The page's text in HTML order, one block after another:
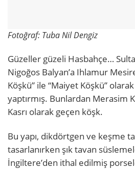
Fotoğraf: Tuba Nil Dengiz
Güzeller güzeli Hasbahçe…
Nigoğos Balyan’a Ihlamur
Köşkü” ile “Maiyet Köşkü”
yaptırmış. Bunlardan Merasim
Kasrı olarak geçen köşk.
Bu yapı, dikdörtgen ve keşme
tasarlanırken şık tavan
İngiltere’den ithal edilmiş